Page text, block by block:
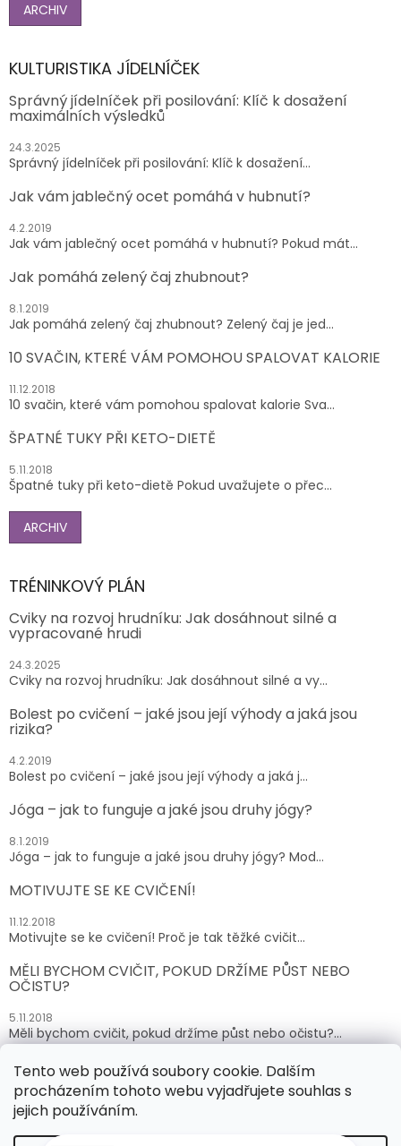
Tento web používá soubory cookie. Dalším
procházením tohoto webu vyjadřujete souhlas s
jejich používáním.
ARCHIV
KULTURISTIKA JÍDELNÍČEK
Správný jídelníček při posilování: Klíč k dosažení
maximálních výsledků
24.3.2025
Správný jídelníček při posilování: Klíč k dosažení...
Jak vám jablečný ocet pomáhá v hubnutí?
4.2.2019
Jak vám jablečný ocet pomáhá v hubnutí? Pokud mát...
Jak pomáhá zelený čaj zhubnout?
8.1.2019
Jak pomáhá zelený čaj zhubnout? Zelený čaj je jed...
10 SVAČIN, KTERÉ VÁM POMOHOU SPALOVAT KALORIE
11.12.2018
10 svačin, které vám pomohou spalovat kalorie Sva...
ŠPATNÉ TUKY PŘI KETO-DIETĚ
5.11.2018
Špatné tuky při keto-dietě Pokud uvažujete o přec...
ARCHIV
TRÉNINKOVÝ PLÁN
Cviky na rozvoj hrudníku: Jak dosáhnout silné a
vypracované hrudi
24.3.2025
Cviky na rozvoj hrudníku: Jak dosáhnout silné a vy...
Bolest po cvičení – jaké jsou její výhody a jaká jsou
rizika?
4.2.2019
Bolest po cvičení – jaké jsou její výhody a jaká j...
Jóga – jak to funguje a jaké jsou druhy jógy?
8.1.2019
Jóga – jak to funguje a jaké jsou druhy jógy? Mod...
MOTIVUJTE SE KE CVIČENÍ!
11.12.2018
Motivujte se ke cvičení! Proč je tak těžké cvičit...
MĚLI BYCHOM CVIČIT, POKUD DRŽÍME PŮST NEBO
OČISTU?
5.11.2018
Měli bychom cvičit, pokud držíme půst nebo očistu?...
ARCHIV